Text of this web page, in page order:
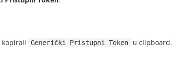
kopirali Generički Pristupni Token u clipboard.